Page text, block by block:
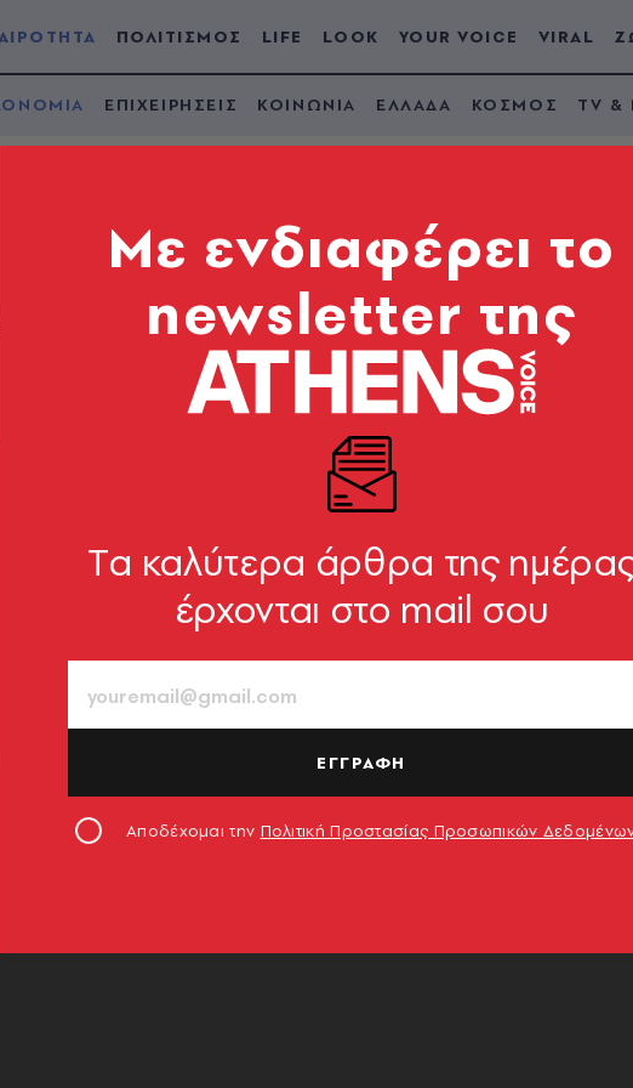
ΠΟΛΙΤΙΣΜΟΣ LIFE LOOK YOUR VOICE VIRAL
ΕΠΙΧΕΙΡΗΣΕΙΣ ΚΟΙΝΩΝΙΑ ΕΛΛΑΔΑ ΚΟΣΜΟΣ TV &
παλεύεται. Το
Mε ενδιαφέρει το
newsletter της
Tα καλύτερα άρθρα της
έρχονται στο mail σου
ΕΓΓΡΑΦΗ
Αποδέχομαι την Πολιτική Προστασίας Προσωπικών